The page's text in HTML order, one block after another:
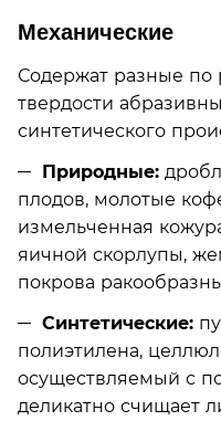
Механические
Содержат разные по
твердости
синтетического
Природные:
плодов, молотые
измельченная
яичной скорлупы,
покрова
Синтетические:
полиэтилена,
осуществляемый с
деликатно счищает